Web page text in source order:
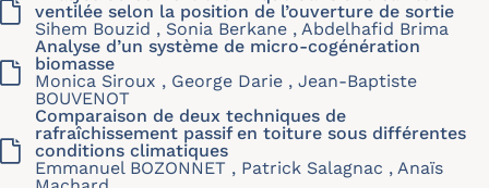
ventilée selon la position de l’ouverture de sortie
Sihem Bouzid , Sonia Berkane , Abdelhafid Brima
Analyse d’un système de micro-cogénération
biomasse
Monica Siroux , George Darie , Jean-Baptiste
BOUVENOT
Comparaison de deux techniques de
rafraîchissement passif en toiture sous différentes
conditions climatiques
Emmanuel BOZONNET , Patrick Salagnac , Anaïs